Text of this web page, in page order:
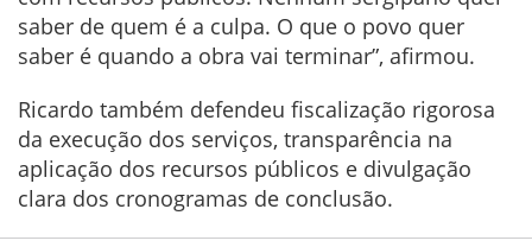
saber de quem é a culpa. O que o povo quer
saber é quando a obra vai terminar”, afirmou.
Ricardo também defendeu fiscalização rigorosa
da execução dos serviços, transparência na
aplicação dos recursos públicos e divulgação
clara dos cronogramas de conclusão.